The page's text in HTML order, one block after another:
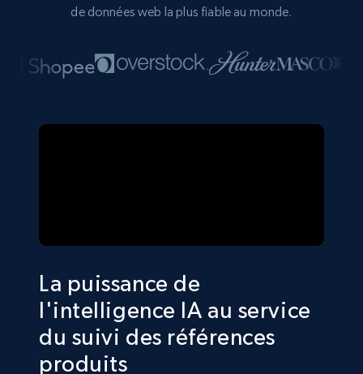
de données web la plus fiable au monde.
La puissance de
l'intelligence IA au service
du suivi des références
produits